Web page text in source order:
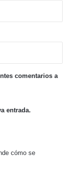
comentarios a
entrada.
cómo se